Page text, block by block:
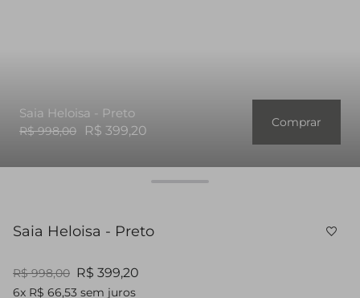
Saia Heloisa - Preto
R$ 998,00 R$ 399,20
Comprar
Saia Heloisa - Preto
R$ 998,00 R$ 399,20
6x R$ 66,53 sem juros